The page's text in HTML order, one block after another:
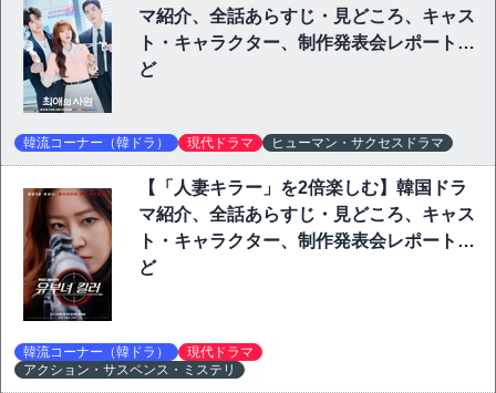
マ紹介、全話あらすじ・見どころ、キャス
ト・キャラクター、制作発表会レポートな
ど
韓流コーナー（韓ドラ） 現代ドラマ ヒューマン・サクセスドラマ
【「人妻キラー」を2倍楽しむ】韓国ドラ
マ紹介、全話あらすじ・見どころ、キャス
ト・キャラクター、制作発表会レポートな
ど
韓流コーナー（韓ドラ）
現代ドラマ
アクション・サスペンス・ミステリ